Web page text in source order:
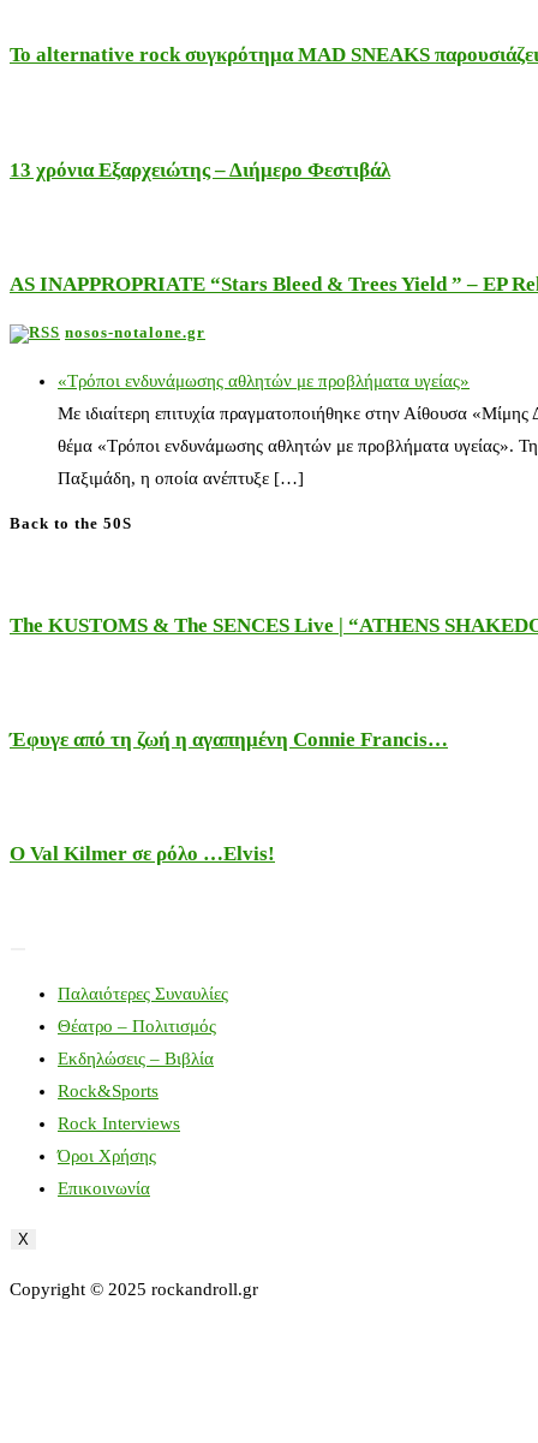
Το alternative rock συγκρότημα MAD SNEAKS
13 χρόνια Εξαρχειώτης – Διήμερο Φεστιβάλ
AS INAPPROPRIATE “Stars Bleed & Trees Yield ” – EP
nosos-notalone.gr
«Τρόποι ενδυνάμωσης αθλητών με προβλήματα υγείας»
Με ιδιαίτερη επιτυχία πραγματοποιήθηκε στην Αίθουσα
θέμα «Τρόποι ενδυνάμωσης αθλητών με προβλήματα υγείας».
Παξιμάδη, η οποία ανέπτυξε […]
Back to the 50S
The KUSTOMS & The SENCES Live | “ATHENS
Έφυγε από τη ζωή η αγαπημένη Connie Francis…
Ο Val Kilmer σε ρόλο …Elvis!
Παλαιότερες Συναυλίες
Θέατρο – Πολιτισμός
Εκδηλώσεις – Βιβλία
Rock&Sports
Rock Interviews
Όροι Χρήσης
Επικοινωνία
X
Copyright © 2025 rockandroll.gr